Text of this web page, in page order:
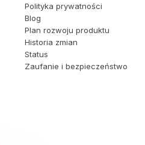
Polityka prywatności
Blog
Plan rozwoju produktu
Historia zmian
Status
Zaufanie i bezpieczeństwo